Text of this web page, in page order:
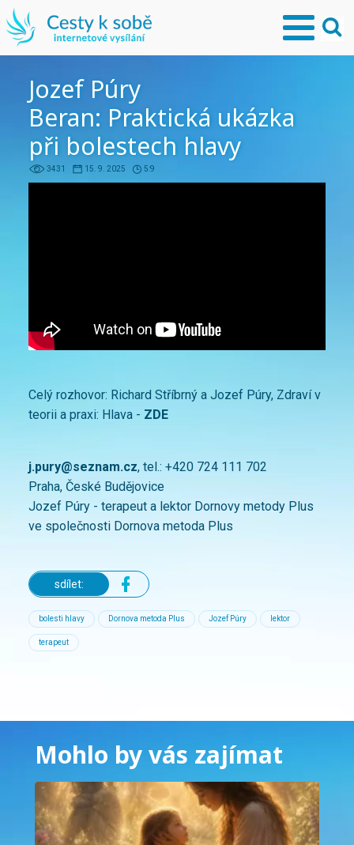
Jozef Púry
Beran: Praktická ukázka
při bolestech hlavy
3431 15. 9. 2025 5:9
Celý rozhovor: Richard Stříbrný a Jozef Púry, Zdraví v
teorii a praxi: Hlava - ZDE
j.pury@seznam.cz, tel.: +420 724 111 702
Praha, České Budějovice
Jozef Púry - terapeut a lektor Dornovy metody Plus
ve společnosti Dornova metoda Plus
sdílet:
bolesti hlavy Dornova metoda Plus Jozef Púry lektor
terapeut
Mohlo by vás zajímat